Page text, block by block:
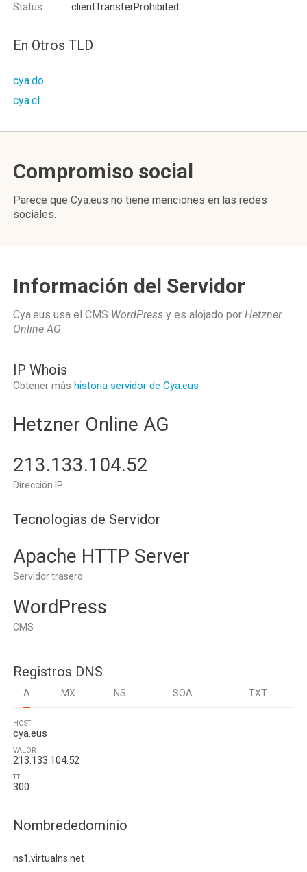
Status clientTransferProhibited
En Otros TLD
cya.do
cya.cl
Compromiso social
Parece que Cya.eus no tiene menciones en las redes
sociales.
Información del Servidor
Cya.eus usa el CMS WordPress y es alojado por Hetzner
Online AG.
IP Whois
Obtener más historia servidor de Cya.eus
Hetzner Online AG
213.133.104.52
Dirección IP
Tecnologias de Servidor
Apache HTTP Server
Servidor trasero
WordPress
CMS
Registros DNS
A MX NS SOA TXT
HOST
cya.eus
VALOR
213.133.104.52
TTL
300
Nombrededominio
ns1.virtualns.net